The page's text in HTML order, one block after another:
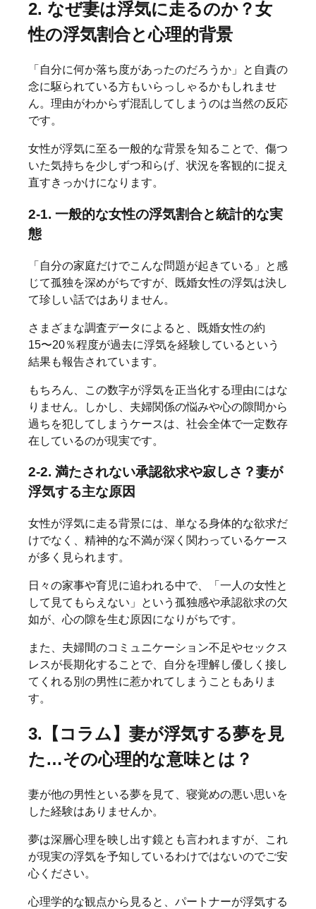
2. なぜ妻は浮気に走るのか？女
性の浮気割合と心理的背景
「自分に何か落ち度があったのだろうか」と自責の
念に駆られている方もいらっしゃるかもしれませ
ん。理由がわからず混乱してしまうのは当然の反応
です。
女性が浮気に至る一般的な背景を知ることで、傷つ
いた気持ちを少しずつ和らげ、状況を客観的に捉え
直すきっかけになります。
2-1. 一般的な女性の浮気割合と統計的な実
態
「自分の家庭だけでこんな問題が起きている」と感
じて孤独を深めがちですが、既婚女性の浮気は決し
て珍しい話ではありません。
さまざまな調査データによると、既婚女性の約
15〜20％程度が過去に浮気を経験しているという
結果も報告されています。
もちろん、この数字が浮気を正当化する理由にはな
りません。しかし、夫婦関係の悩みや心の隙間から
過ちを犯してしまうケースは、社会全体で一定数存
在しているのが現実です。
2-2. 満たされない承認欲求や寂しさ？妻が
浮気する主な原因
女性が浮気に走る背景には、単なる身体的な欲求だ
けでなく、精神的な不満が深く関わっているケース
が多く見られます。
日々の家事や育児に追われる中で、「一人の女性と
して見てもらえない」という孤独感や承認欲求の欠
如が、心の隙を生む原因になりがちです。
また、夫婦間のコミュニケーション不足やセックス
レスが長期化することで、自分を理解し優しく接し
てくれる別の男性に惹かれてしまうこともありま
す。
3.【コラム】妻が浮気する夢を見
た…その心理的な意味とは？
妻が他の男性といる夢を見て、寝覚めの悪い思いを
した経験はありませんか。
夢は深層心理を映し出す鏡とも言われますが、これ
が現実の浮気を予知しているわけではないのでご安
心ください。
心理学的な観点から見ると、パートナーが浮気する